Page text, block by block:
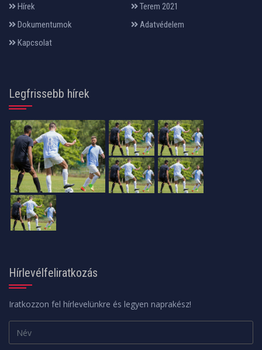
Hírek
Terem 2021
Dokumentumok
Adatvédelem
Kapcsolat
Legfrissebb hírek
Hírlevélfeliratkozás
Iratkozzon fel hírlevelünkre és legyen naprakész!